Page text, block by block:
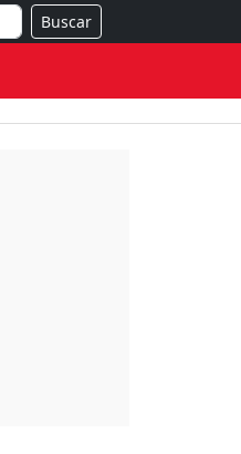
Buscar